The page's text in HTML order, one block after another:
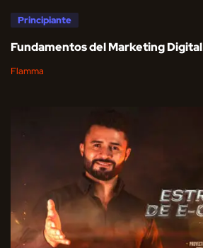
Principiante
Fundamentos del Marketing Digital
Flamma